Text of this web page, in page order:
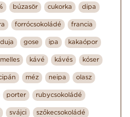
búzasör cukorka dipa
forrócsokoládé francia
gose ipa kakaópor
kávé kávés kóser
méz neipa olasz
porter rubycsokoládé
svájci szőkecsokoládé